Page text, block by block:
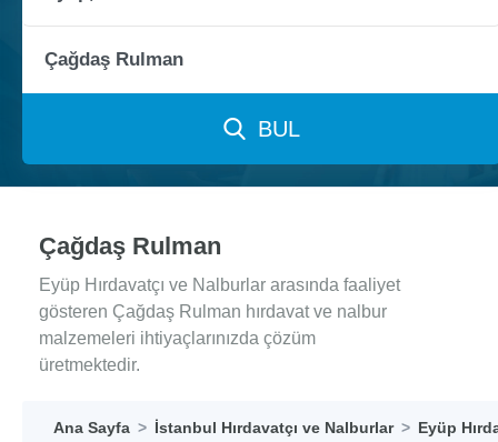
BUL
Çağdaş Rulman
Eyüp Hırdavatçı ve Nalburlar arasında faaliyet
gösteren Çağdaş Rulman hırdavat ve nalbur
malzemeleri ihtiyaçlarınızda çözüm
üretmektedir.
Ana Sayfa İstanbul Hırdavatçı ve Nalburlar Eyüp